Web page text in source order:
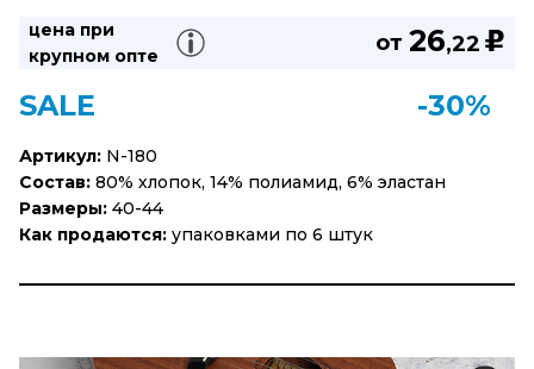
цена при
крупном опте
от 26,22 u
SALE -30%
Артикул: N-180
Состав: 80% хлопок, 14% полиамид, 6% эластан
Размеры: 40-44
Как продаются: упаковками по 6 штук